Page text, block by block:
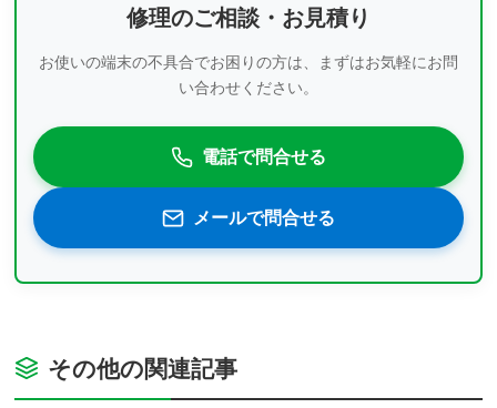
修理のご相談・お見積り
お使いの端末の不具合でお困りの方は、まずはお気軽にお問
い合わせください。
電話で問合せる
メールで問合せる
その他の関連記事